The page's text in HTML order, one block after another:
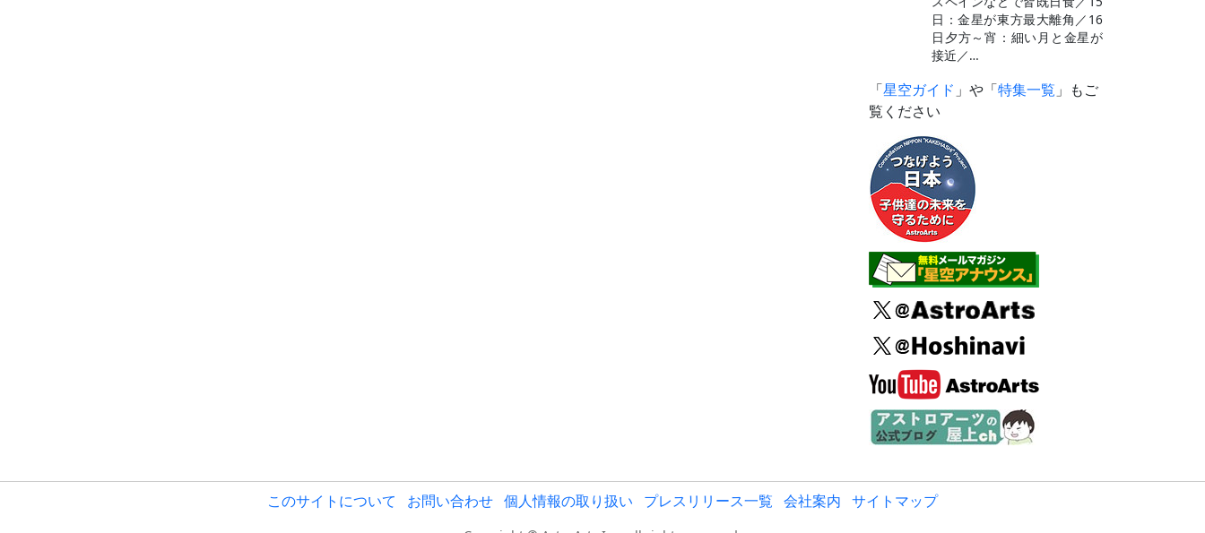
日：金星が東方最大離角／16
日夕方～宵：細い月と金星が
接近／…
「星空ガイド 」や「特集一覧 」もご
覧ください
このサイトについて お問い合わせ 個人情報の取り扱い プレスリリース一覧 会社案内 サイトマップ